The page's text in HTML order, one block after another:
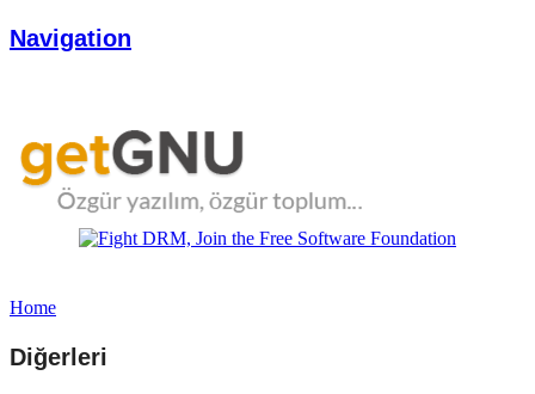
Navigation
Home
Diğerleri